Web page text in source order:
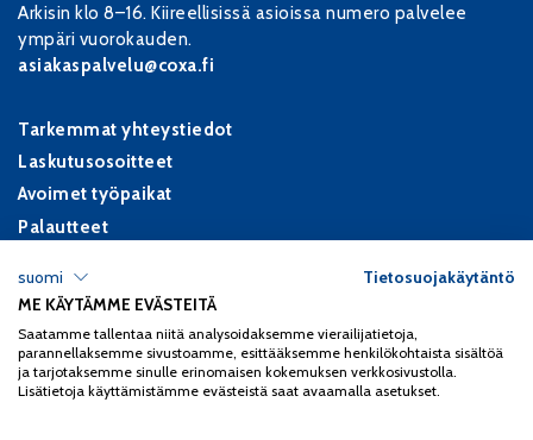
Arkisin klo 8–16. Kiireellisissä asioissa numero palvelee
ympäri vuorokauden.
asiakaspalvelu@coxa.fi
Tarkemmat yhteystiedot
Laskutusosoitteet
Avoimet työpaikat
Palautteet
Tietosuojaselosteet
Saavutettavuusseloste
Oirekysely
Sähköiset esitiedot
suomi
Tietosuojakäytäntö
ME KÄYTÄMME EVÄSTEITÄ
Saatamme tallentaa niitä analysoidaksemme vierailijatietoja,
parannellaksemme sivustoamme, esittääksemme henkilökohtaista sisältöä
ja tarjotaksemme sinulle erinomaisen kokemuksen verkkosivustolla.
Lisätietoja käyttämistämme evästeistä saat avaamalla asetukset.